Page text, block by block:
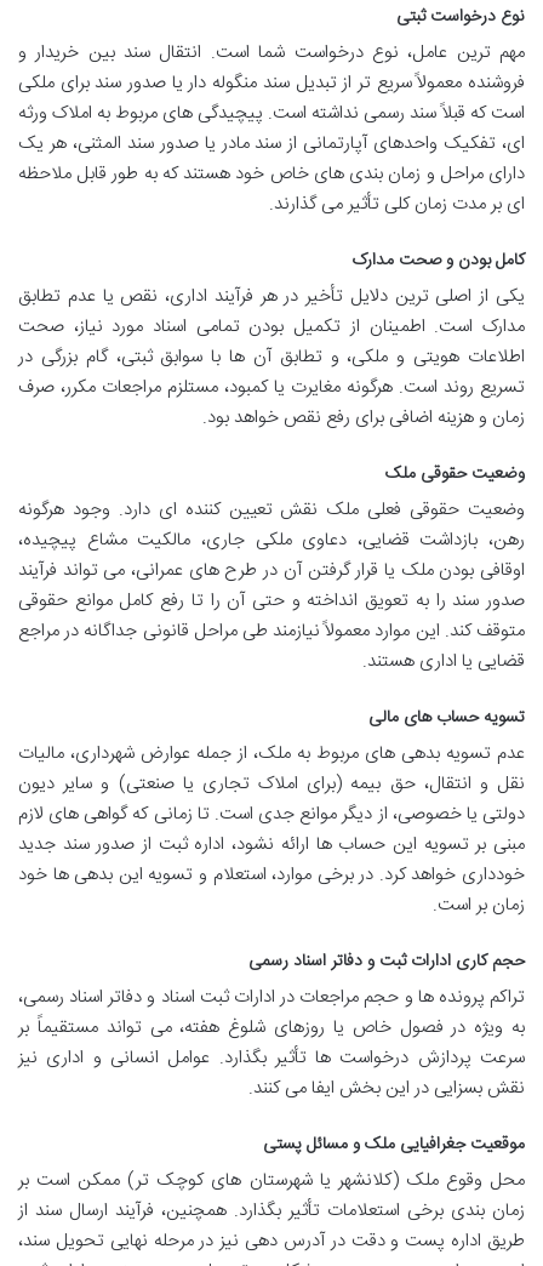
نوع درخواست ثبتی
مهم ترین عامل، نوع درخواست شما است. انتقال سند بین خریدار و
فروشنده معمولاً سریع تر از تبدیل سند منگوله دار یا صدور سند برای ملکی
است که قبلاً سند رسمی نداشته است. پیچیدگی های مربوط به املاک ورثه
ای، تفکیک واحدهای آپارتمانی از سند مادر یا صدور سند المثنی، هر یک
دارای مراحل و زمان بندی های خاص خود هستند که به طور قابل ملاحظه
ای بر مدت زمان کلی تأثیر می گذارند.
کامل بودن و صحت مدارک
یکی از اصلی ترین دلایل تأخیر در هر فرآیند اداری، نقص یا عدم تطابق
مدارک است. اطمینان از تکمیل بودن تمامی اسناد مورد نیاز، صحت
اطلاعات هویتی و ملکی، و تطابق آن ها با سوابق ثبتی، گام بزرگی در
تسریع روند است. هرگونه مغایرت یا کمبود، مستلزم مراجعات مکرر، صرف
زمان و هزینه اضافی برای رفع نقص خواهد بود.
وضعیت حقوقی ملک
وضعیت حقوقی فعلی ملک نقش تعیین کننده ای دارد. وجود هرگونه
رهن، بازداشت قضایی، دعاوی ملکی جاری، مالکیت مشاع پیچیده،
اوقافی بودن ملک یا قرار گرفتن آن در طرح های عمرانی، می تواند فرآیند
صدور سند را به تعویق انداخته و حتی آن را تا رفع کامل موانع حقوقی
متوقف کند. این موارد معمولاً نیازمند طی مراحل قانونی جداگانه در مراجع
قضایی یا اداری هستند.
تسویه حساب های مالی
عدم تسویه بدهی های مربوط به ملک، از جمله عوارض شهرداری، مالیات
نقل و انتقال، حق بیمه (برای املاک تجاری یا صنعتی) و سایر دیون
دولتی یا خصوصی، از دیگر موانع جدی است. تا زمانی که گواهی های لازم
مبنی بر تسویه این حساب ها ارائه نشود، اداره ثبت از صدور سند جدید
خودداری خواهد کرد. در برخی موارد، استعلام و تسویه این بدهی ها خود
زمان بر است.
حجم کاری ادارات ثبت و دفاتر اسناد رسمی
تراکم پرونده ها و حجم مراجعات در ادارات ثبت اسناد و دفاتر اسناد رسمی،
به ویژه در فصول خاص یا روزهای شلوغ هفته، می تواند مستقیماً بر
سرعت پردازش درخواست ها تأثیر بگذارد. عوامل انسانی و اداری نیز
نقش بسزایی در این بخش ایفا می کنند.
موقعیت جغرافیایی ملک و مسائل پستی
محل وقوع ملک (کلانشهر یا شهرستان های کوچک تر) ممکن است بر
زمان بندی برخی استعلامات تأثیر بگذارد. همچنین، فرآیند ارسال سند از
طریق اداره پست و دقت در آدرس دهی نیز در مرحله نهایی تحویل سند،